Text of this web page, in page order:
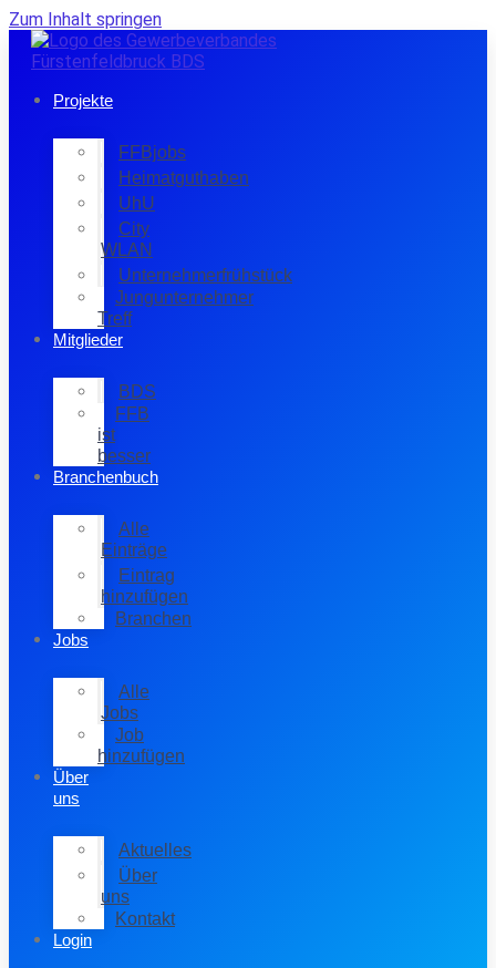
Zum Inhalt springen
Projekte
FFBjobs
Heimatguthaben
UhU
City
WLAN
Unternehmerfrühstück
Jungunternehmer
Treff
Mitglieder
BDS
FFB
ist
besser
Branchenbuch
Alle
Einträge
Eintrag
hinzufügen
Branchen
Jobs
Alle
Jobs
Job
hinzufügen
Über
uns
Aktuelles
Über
uns
Kontakt
Login